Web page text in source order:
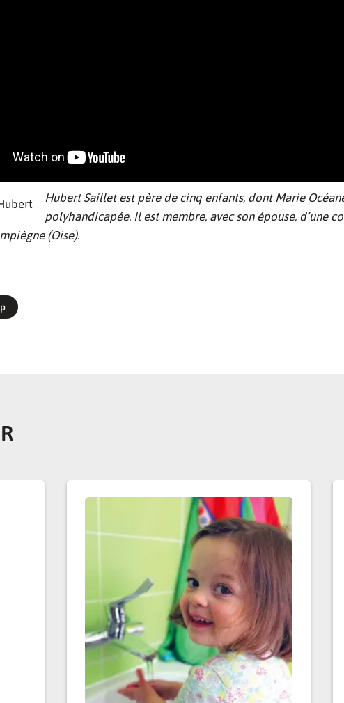
Hubert Saillet est père de cinq enfants, dont Marie
polyhandicapée. Il est membre, avec son épouse, d’une
(Oise).